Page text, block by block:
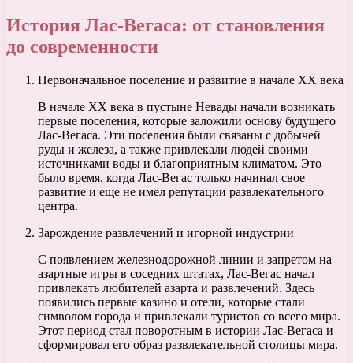
История Лас-Вегаса: от становления
до современности
Первоначальное поселение и развитие в начале XX века
В начале XX века в пустыне Невады начали возникать
первые поселения, которые заложили основу будущего
Лас-Вегаса. Эти поселения были связаны с добычей
руды и железа, а также привлекали людей своими
источниками воды и благоприятным климатом. Это
было время, когда Лас-Вегас только начинал свое
развитие и еще не имел репутации развлекательного
центра.
Зарождение развлечений и игорной индустрии
С появлением железнодорожной линии и запретом на
азартные игры в соседних штатах, Лас-Вегас начал
привлекать любителей азарта и развлечений. Здесь
появились первые казино и отели, которые стали
символом города и привлекали туристов со всего мира.
Этот период стал поворотным в истории Лас-Вегаса и
сформировал его образ развлекательной столицы мира.